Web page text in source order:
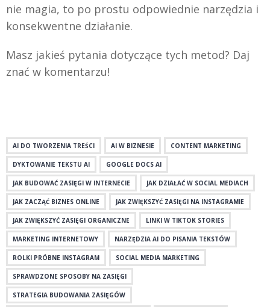
nie magia, to po prostu odpowiednie narzędzia i
konsekwentne działanie.
Masz jakieś pytania dotyczące tych metod? Daj
znać w komentarzu!
AI DO TWORZENIA TREŚCI AI W BIZNESIE CONTENT MARKETING
DYKTOWANIE TEKSTU AI GOOGLE DOCS AI
JAK BUDOWAĆ ZASIĘGI W INTERNECIE JAK DZIAŁAĆ W SOCIAL MEDIACH
JAK ZACZĄĆ BIZNES ONLINE JAK ZWIĘKSZYĆ ZASIĘGI NA INSTAGRAMIE
JAK ZWIĘKSZYĆ ZASIĘGI ORGANICZNE LINKI W TIKTOK STORIES
MARKETING INTERNETOWY NARZĘDZIA AI DO PISANIA TEKSTÓW
ROLKI PRÓBNE INSTAGRAM SOCIAL MEDIA MARKETING
SPRAWDZONE SPOSOBY NA ZASIĘGI
STRATEGIA BUDOWANIA ZASIĘGÓW